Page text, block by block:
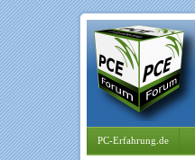
PC-Erfahrung.de